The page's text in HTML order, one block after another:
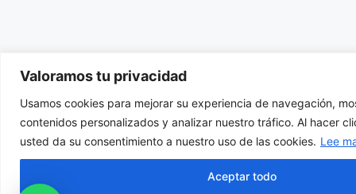
Valoramos tu privacidad
Usamos cookies para mejorar su experiencia de navegación,
contenidos personalizados y analizar nuestro tráfico. Al hacer
usted da su consentimiento a nuestro uso de las cookies. Lee
Aceptar todo